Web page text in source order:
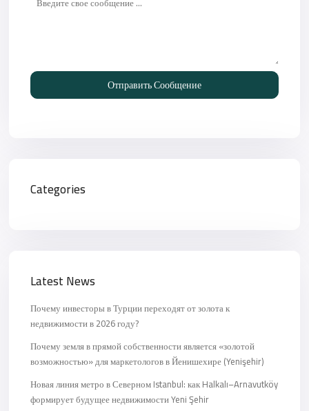
Отправить Сообщение
Categories
Latest News
Почему инвесторы в Турции переходят от золота к
недвижимости в 2026 году?
Почему земля в прямой собственности является «золотой
возможностью» для маркетологов в Йенишехире (Yenişehir)
Новая линия метро в Северном Istanbul: как Halkalı–Arnavutköy
формирует будущее недвижимости Yeni Şehir